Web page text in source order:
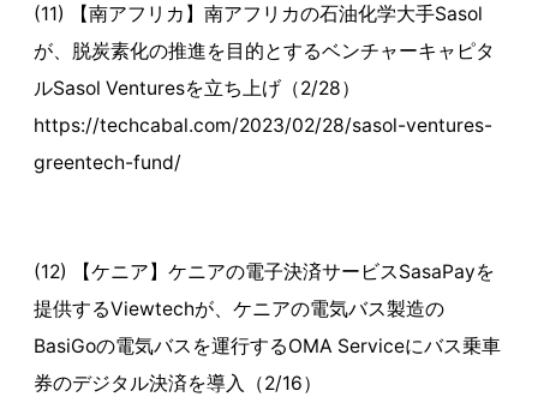
(11) 【南アフリカ】南アフリカの石油化学大手Sasol
が、脱炭素化の推進を目的とするベンチャーキャピタ
ルSasol Venturesを立ち上げ（2/28）
https://techcabal.com/2023/02/28/sasol-ventures-
greentech-fund/
(12) 【ケニア】ケニアの電子決済サービスSasaPayを
提供するViewtechが、ケニアの電気バス製造の
BasiGoの電気バスを運行するOMA Serviceにバス乗車
券のデジタル決済を導入（2/16）